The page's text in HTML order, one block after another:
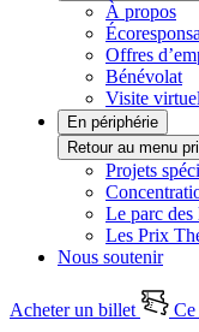
À propos
Offres
Bénévolat
Visite
En périphérie
Retour au menu
Projets
Le parc des
Les Prix
Nous soutenir
Acheter un billet
Ce